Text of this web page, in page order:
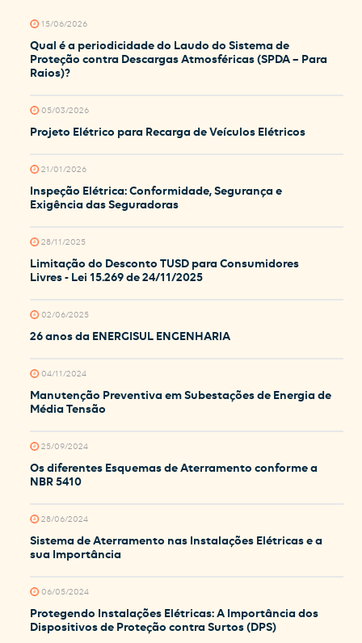
15/06/2026
Qual é a periodicidade do Laudo do Sistema de
Proteção contra Descargas Atmosféricas (SPDA – Para
Raios)?
05/03/2026
Projeto Elétrico para Recarga de Veículos Elétricos
21/01/2026
Inspeção Elétrica: Conformidade, Segurança e
Exigência das Seguradoras
28/11/2025
Limitação do Desconto TUSD para Consumidores
Livres - Lei 15.269 de 24/11/2025
02/06/2025
26 anos da ENERGISUL ENGENHARIA
04/11/2024
Manutenção Preventiva em Subestações de Energia de
Média Tensão
25/09/2024
Os diferentes Esquemas de Aterramento conforme a
NBR 5410
28/06/2024
Sistema de Aterramento nas Instalações Elétricas e a
sua Importância
06/05/2024
Protegendo Instalações Elétricas: A Importância dos
Dispositivos de Proteção contra Surtos (DPS)